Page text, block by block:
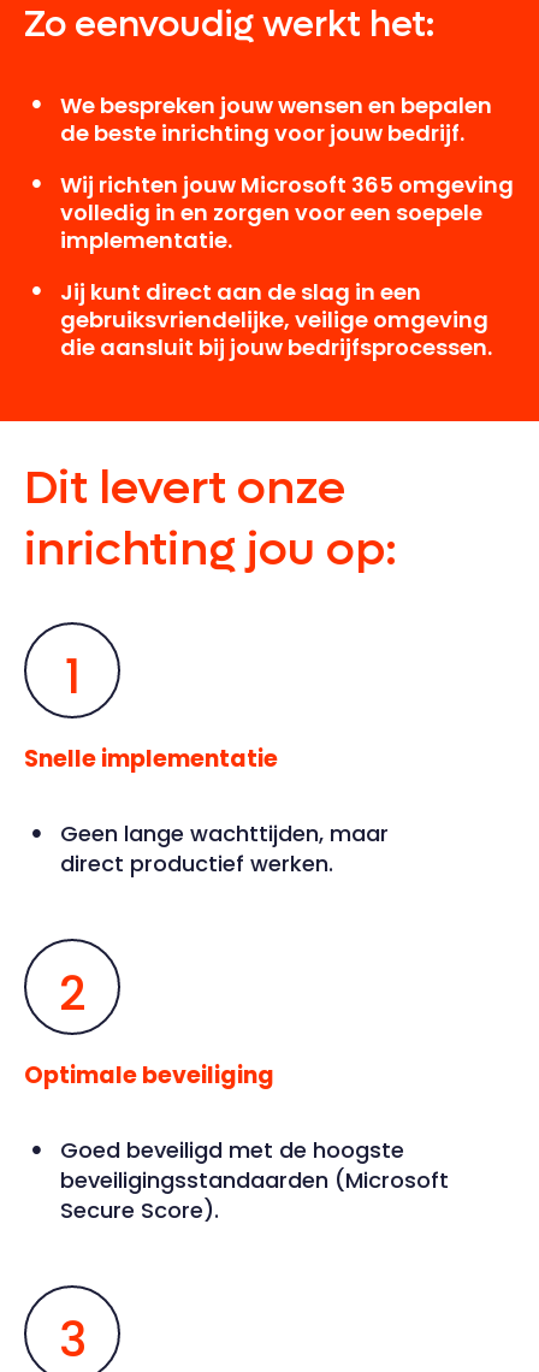
Zo eenvoudig werkt het:
We bespreken jouw wensen en bepalen
de beste inrichting voor jouw bedrijf.
Wij richten jouw Microsoft 365 omgeving
volledig in en zorgen voor een soepele
implementatie.
Jij kunt direct aan de slag in een
gebruiksvriendelijke, veilige omgeving
die aansluit bij jouw bedrijfsprocessen.
Dit levert onze
inrichting jou op:
1
Snelle implementatie
Geen lange wachttijden, maar
direct productief werken.
2
Optimale beveiliging
Goed beveiligd met de hoogste
beveiligingsstandaarden (Microsoft
Secure Score).
3